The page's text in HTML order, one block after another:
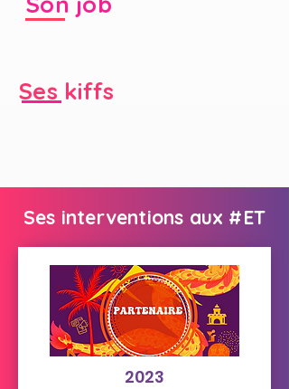
Ses kiffs
Ses interventions aux #ET
2023